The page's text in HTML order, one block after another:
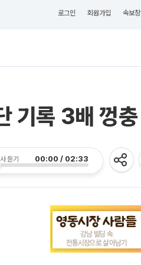
로그인 회원가입 속보창
기록 3배 껑충
듣기 00:00 / 02:33